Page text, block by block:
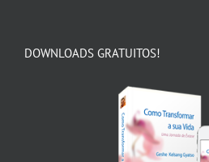
DOWNLOADS GRATUITOS!